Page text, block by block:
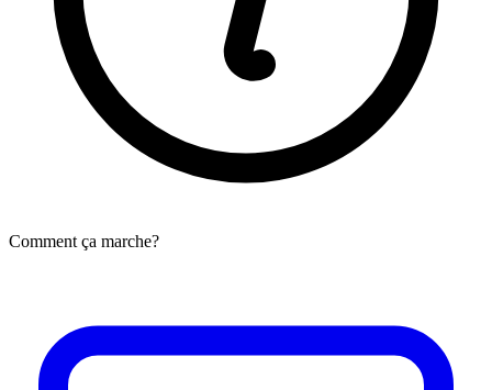
Comment ça marche?